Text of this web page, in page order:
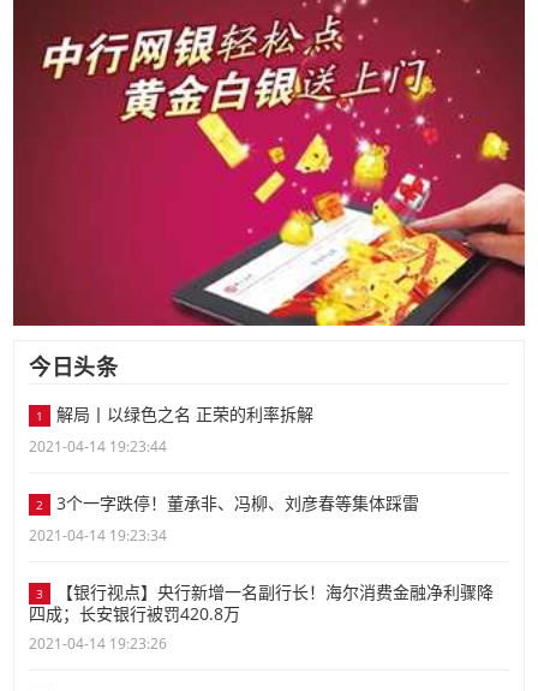
今日头条
1 解局丨以绿色之名 正荣的利率拆解
2021-04-14 19:23:44
2 3个一字跌停！董承非、冯柳、刘彦春等集体踩雷
2021-04-14 19:23:34
3
【银行视点】央行新增一名副行长！海尔消费金融净利骤降
四成；长安银行被罚420.8万
2021-04-14 19:23:26